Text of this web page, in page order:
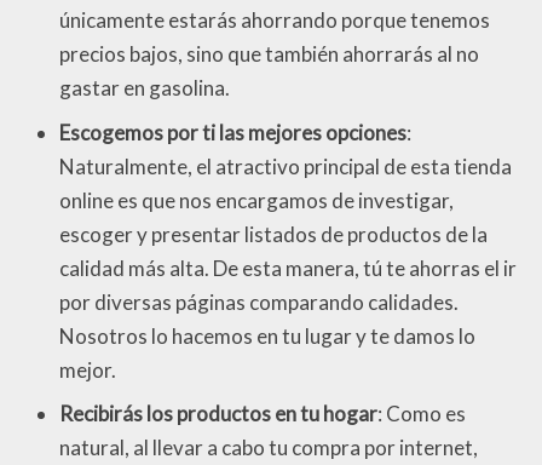
únicamente estarás ahorrando porque tenemos
precios bajos, sino que también ahorrarás al no
gastar en gasolina.
Escogemos por ti las mejores opciones:
Naturalmente, el atractivo principal de esta tienda
online es que nos encargamos de investigar,
escoger y presentar listados de productos de la
calidad más alta. De esta manera, tú te ahorras el ir
por diversas páginas comparando calidades.
Nosotros lo hacemos en tu lugar y te damos lo
mejor.
Recibirás los productos en tu hogar: Como es
natural, al llevar a cabo tu compra por internet,